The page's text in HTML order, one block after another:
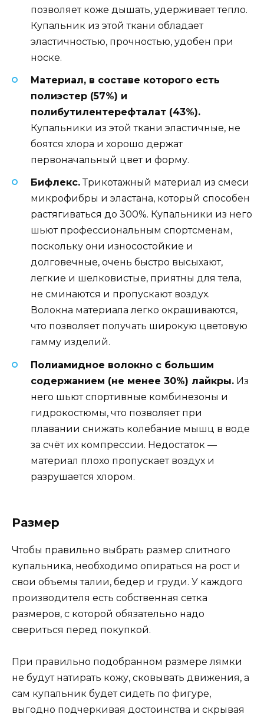
позволяет коже дышать, удерживает тепло.
Купальник из этой ткани обладает
эластичностью, прочностью, удобен при
носке.
Материал, в составе которого есть
полиэстер (57%) и
полибутилентерефталат (43%).
Купальники из этой ткани эластичные, не
боятся хлора и хорошо держат
первоначальный цвет и форму.
Бифлекс.Трикотажный материал из смеси
микрофибры и эластана, который способен
растягиваться до 300%. Купальники из него
шьют профессиональным спортсменам,
поскольку они износостойкие и
долговечные, очень быстро высыхают,
легкие и шелковистые, приятны для тела,
не сминаются и пропускают воздух.
Волокна материала легко окрашиваются,
что позволяет получать широкую цветовую
гамму изделий.
Полиамидное волокно с большим
содержанием (не менее 30%) лайкры. Из
него шьют спортивные комбинезоны и
гидрокостюмы, что позволяет при
плавании снижать колебание мышц в воде
за счёт их компрессии. Недостаток —
материал плохо пропускает воздух и
разрушается хлором.
Размер
Чтобы правильно выбрать размер слитного
купальника, необходимо опираться на рост и
свои объемы талии, бедер и груди. У каждого
производителя есть собственная сетка
размеров, с которой обязательно надо
свериться перед покупкой.
При правильно подобранном размере лямки
не будут натирать кожу, сковывать движения, а
сам купальник будет сидеть по фигуре,
выгодно подчеркивая достоинства и скрывая